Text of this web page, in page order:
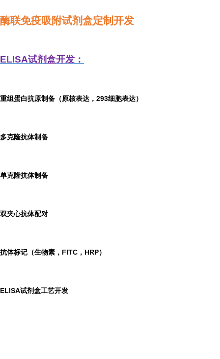
酶联免疫吸附试剂盒定制开发
ELISA试剂盒开发：
重组蛋白抗原制备（原核表达，293细胞表达）
多克隆抗体制备
单克隆抗体制备
双夹心抗体配对
抗体标记（生物素，FITC，HRP）
ELISA试剂盒工艺开发